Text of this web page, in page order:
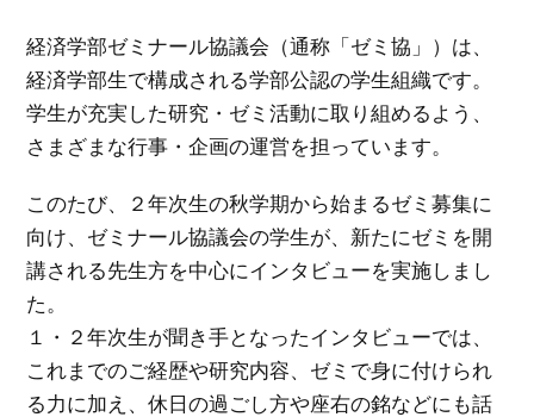
ゼミPRESS
NEWS
経済学部ゼミナール協議会（通称「ゼミ協」）は、
経済学部生で構成される学部公認の学生組織です。
学生が充実した研究・ゼミ活動に取り組めるよう、
さまざまな行事・企画の運営を担っています。
このたび、２年次生の秋学期から始まるゼミ募集に
向け、ゼミナール協議会の学生が、新たにゼミを開
講される先生方を中心にインタビューを実施しまし
た。
１・２年次生が聞き手となったインタビューでは、
これまでのご経歴や研究内容、ゼミで身に付けられ
る力に加え、休日の過ごし方や座右の銘などにも話